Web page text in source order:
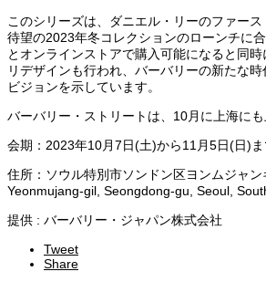
このシリーズは、ダニエル・リーのファー
待望の2023年冬コレクションのローンチに
とオンラインストアで購入可能になると同
リデザインも行われ、バーバリーの新たな
ビジョンを示しています。
バーバリー・ストリートは、10月に上海にも
会期：2023年10月7日(土)から11月5日(日)
住所：ソウル特別市ソンドン区ヨンムジャン
Yeonmujang-gil, Seongdong-gu, Seoul,
提供 : バーバリー・ジャパン株式会社
Tweet
Share